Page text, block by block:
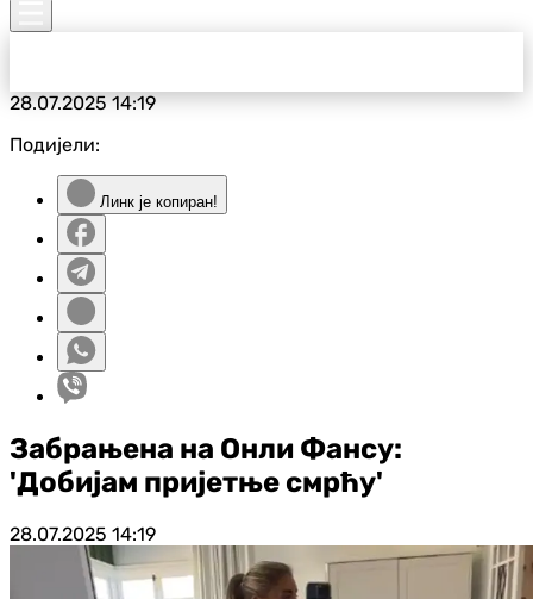
28.07.202514:19
Подијели:
Линк је копиран!
Забрањена на Онли Фансу:
'Добијам пријетње смрћу'
28.07.2025 14:19